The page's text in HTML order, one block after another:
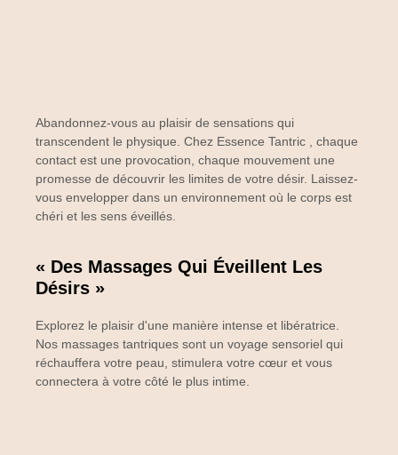
Abandonnez-vous au plaisir de sensations qui
transcendent le physique. Chez Essence Tantric , chaque
contact est une provocation, chaque mouvement une
promesse de découvrir les limites de votre désir. Laissez-
vous envelopper dans un environnement où le corps est
chéri et les sens éveillés.
« Des Massages Qui Éveillent Les
Désirs »
Explorez le plaisir d'une manière intense et libératrice.
Nos massages tantriques sont un voyage sensoriel qui
réchauffera votre peau, stimulera votre cœur et vous
connectera à votre côté le plus intime.